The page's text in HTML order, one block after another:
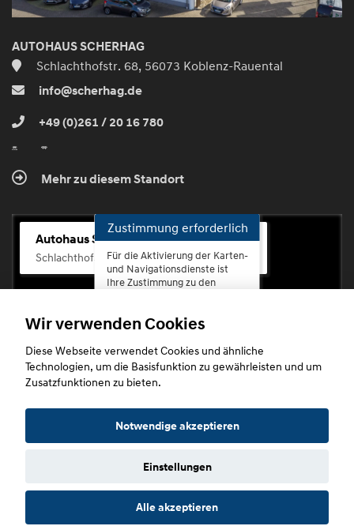
AUTOHAUS SCHERHAG
Schlachthofstr. 68, 56073 Koblenz-Rauental
info@scherhag.de
+49 (0)261 / 20 16 780
Mehr zu diesem Standort
Autohaus Scherhag
Schlachthofstr. 68, 56073 Koblenz-Rauental
Zustimmung erforderlich
Für die Aktivierung der Karten-
und Navigationsdienste ist
Ihre Zustimmung zu den
erforderlich.
Zustimmen
Copyright © 2026. Autohaus Scherhag
Datenschutz Impressum
Wir verwenden Cookies
Diese Webseite verwendet Cookies und ähnliche
Technologien, um die Basisfunktion zu gewährleisten und um
Zusatzfunktionen zu bieten.
Notwendige akzeptieren
Einstellungen
Alle akzeptieren